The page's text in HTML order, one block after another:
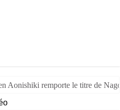
Aonishiki remporte le titre de
de Takerufuji et se rapproche du